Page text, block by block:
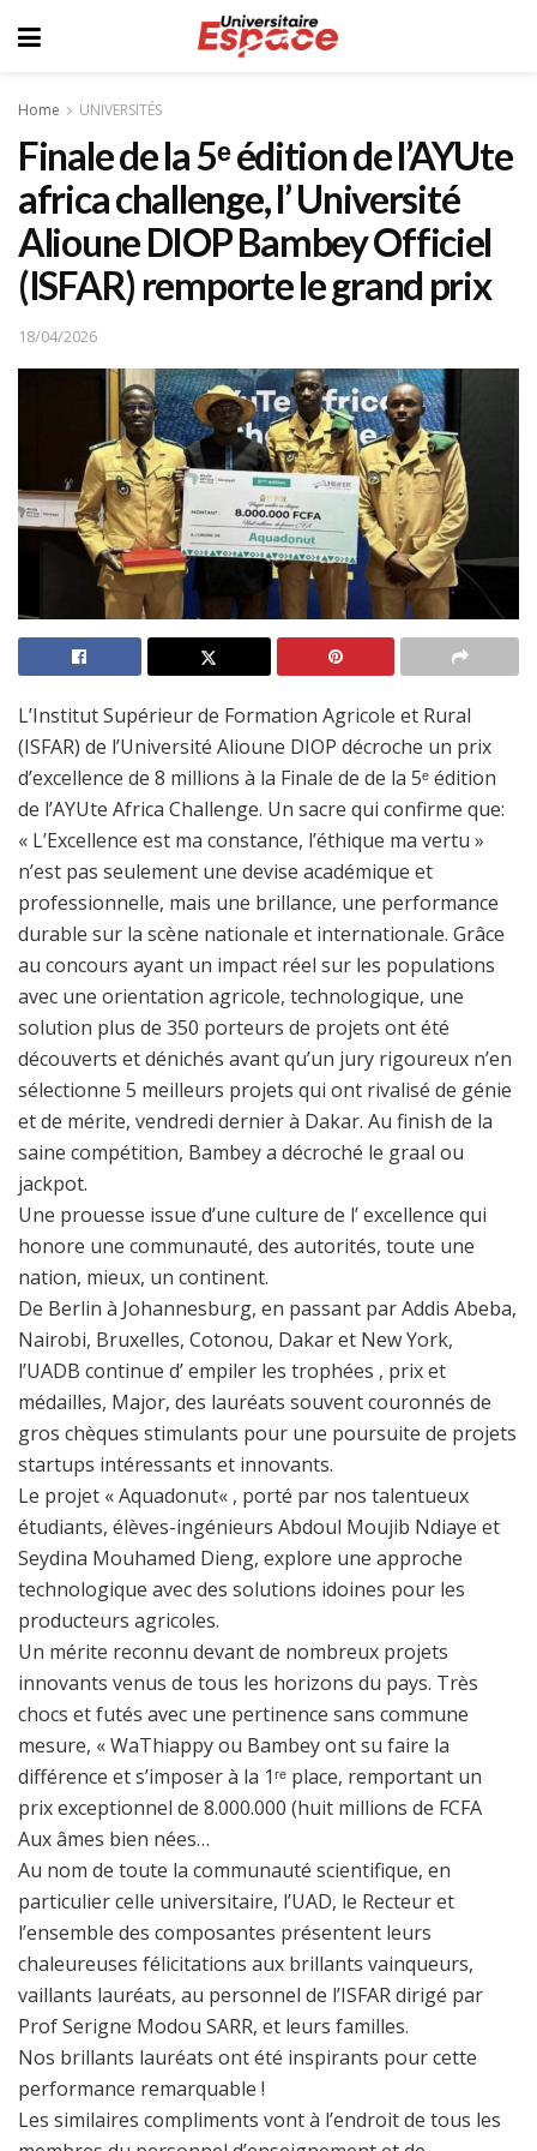
Home UNIVERSITÉS
Finale de la 5ᵉ édition de l’AYUte
africa challenge, l’ Université
Alioune DIOP Bambey Officiel
(ISFAR) remporte le grand prix
18/04/2026
L’Institut Supérieur de Formation Agricole et Rural
(ISFAR) de l’Université Alioune DIOP décroche un prix
d’excellence de 8 millions à la Finale de de la 5ᵉ édition
de l’AYUte Africa Challenge. Un sacre qui confirme que:
« L’Excellence est ma constance, l’éthique ma vertu »
n’est pas seulement une devise académique et
professionnelle, mais une brillance, une performance
durable sur la scène nationale et internationale. Grâce
au concours ayant un impact réel sur les populations
avec une orientation agricole, technologique, une
solution plus de 350 porteurs de projets ont été
découverts et dénichés avant qu’un jury rigoureux n’en
sélectionne 5 meilleurs projets qui ont rivalisé de génie
et de mérite, vendredi dernier à Dakar. Au finish de la
saine compétition, Bambey a décroché le graal ou
jackpot.
Une prouesse issue d’une culture de l’ excellence qui
honore une communauté, des autorités, toute une
nation, mieux, un continent.
De Berlin à Johannesburg, en passant par Addis Abeba,
Nairobi, Bruxelles, Cotonou, Dakar et New York,
l’UADB continue d’ empiler les trophées , prix et
médailles, Major, des lauréats souvent couronnés de
gros chèques stimulants pour une poursuite de projets
startups intéressants et innovants.
Le projet «Aquadonut« , porté par nos talentueux
étudiants, élèves-ingénieurs Abdoul Moujib Ndiaye et
Seydina Mouhamed Dieng, explore une approche
technologique avec des solutions idoines pour les
producteurs agricoles.
Un mérite reconnu devant de nombreux projets
innovants venus de tous les horizons du pays. Très
chocs et futés avec une pertinence sans commune
mesure, «WaThiappyou Bambeyont su faire la
différence et s’imposer à la 1ʳᵉ place, remportant un
prix exceptionnel de 8.000.000 (huit millions de FCFA
Aux âmes bien nées…
Au nom de toute la communauté scientifique, en
particulier celle universitaire, l’UAD, le Recteur et
l’ensemble des composantes présentent leurs
chaleureuses félicitations aux brillants vainqueurs,
vaillants lauréats, au personnel de l’ISFAR dirigé par
Prof Serigne Modou SARR, et leurs familles.
Nos brillants lauréats ont été inspirants pour cette
performance remarquable !
Les similaires compliments vont à l’endroit de tous les